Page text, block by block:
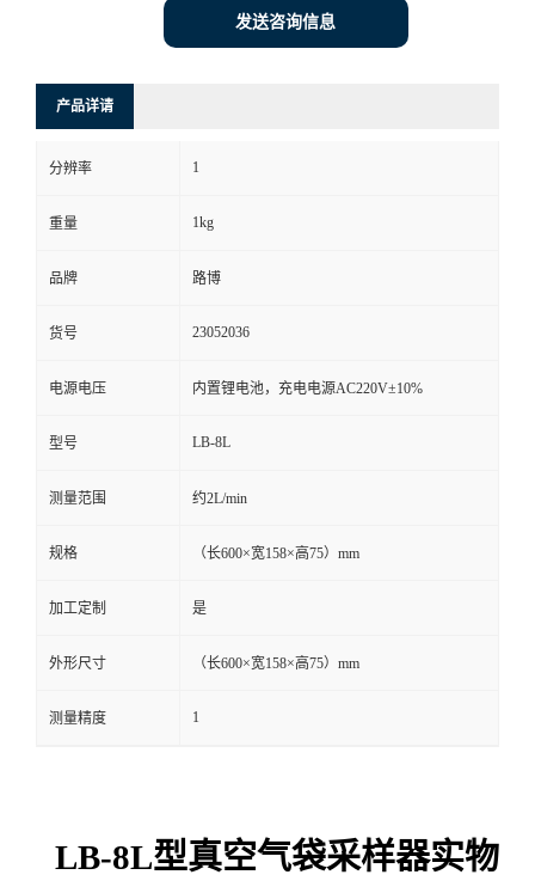
方
式
在
线
留
发送咨询信息
产品详请
分辨率 1
重量 1kg
品牌 路博
货号 23052036
电源电压 内置锂电池，充电电源AC220V±10%
型号 LB-8L
测量范围 约2L/min
规格 （长600×宽158×高75）mm
加工定制 是
外形尺寸 （长600×宽158×高75）mm
测量精度 1
LB-8L型真空气袋采样器实物